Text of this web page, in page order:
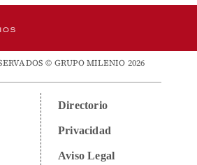
© GRUPO MILENIO 2026
Directorio
Privacidad
Aviso Legal